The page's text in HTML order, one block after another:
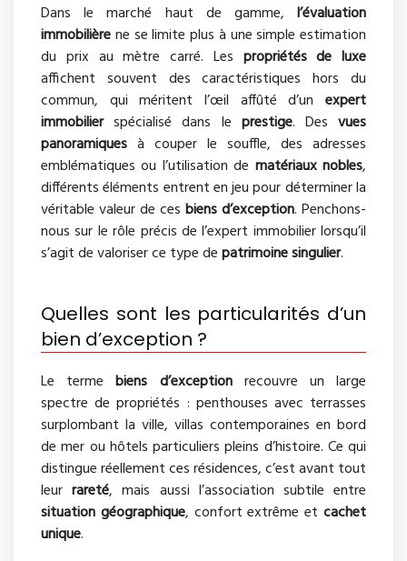
Dans le marché haut de gamme, l’évaluation
immobilièrene se limite plus à une simple estimation
du prix au mètre carré. Les propriétés de luxe
affichent souvent des caractéristiques hors du
commun, qui méritent l’œil affûté d’un expert
immobilierspécialisé dans le prestige. Desvues
panoramiques à couper le souffle, des adresses
emblématiques ou l’utilisation de matériaux nobles,
différents éléments entrent en jeu pour déterminer la
véritable valeur de ces biens d’exception. Penchons-
nous sur le rôle précis de l’expert immobilier lorsqu’il
s’agit de valoriser ce type depatrimoine singulier.
Quelles sont les particularités d’un
bien d’exception ?
Le termebiens d’exceptionrecouvre un large
spectre de propriétés : penthouses avec terrasses
surplombant la ville, villas contemporaines en bord
de mer ou hôtels particuliers pleins d’histoire. Ce qui
distingue réellement ces résidences, c’est avant tout
leurrareté, mais aussi l’association subtile entre
situation géographique, confort extrême etcachet
unique.